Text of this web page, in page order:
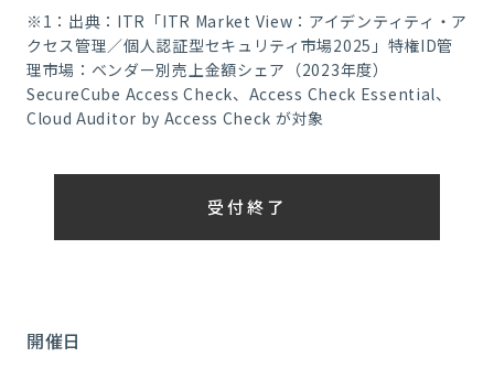
※1：出典：ITR「ITR Market View：アイデンティティ・ア
クセス管理／個人認証型セキュリティ市場2025」特権ID管
理市場：ベンダー別売上金額シェア（2023年度）
SecureCube Access Check、Access Check Essential、
Cloud Auditor by Access Check が対象
受付終了
開催日